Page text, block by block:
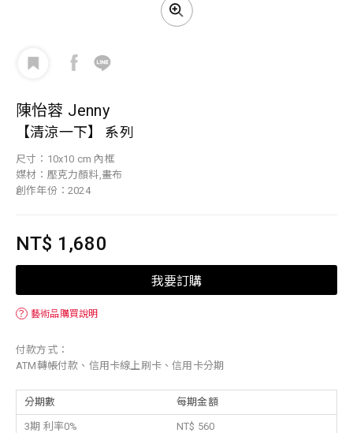
陳怡蓉 Jenny
【清涼一下】 系列
尺寸：10x10 cm 內框
媒材：壓克力顏料,畫布
創作年份：2024
NT$ 1,680
我要訂購
？ 藝術品購買說明
付款方式：
ATM轉帳付款、信用卡線上刷卡、信用卡分期
分期數 每期金額
3期 利率0%
NT$ 560